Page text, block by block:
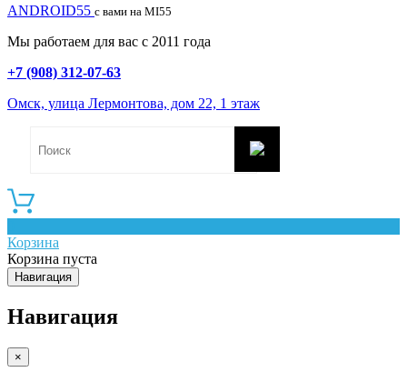
ANDROID55 с вами на MI55
Мы работаем для вас с 2011 года
+7 (908) 312-07-63
Омск, улица Лермонтова, дом 22, 1 этаж
Корзина
Корзина пуста
Навигация
Навигация
×